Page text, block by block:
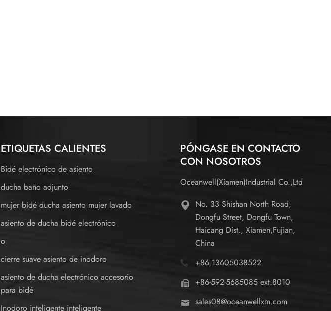
ETIQUETAS CALIENTES
Bidé electrónico de asiento
ducha baño adjunto
mujer bidé ducha asiento mujer lavado
asiento de ducha bidé electrónico
o
cierre suave asiento de inodoro
asiento de ducha electrónico accesorio
para bidé
Inodoro inteligente inteligente
PÓNGASE EN CONTACTO
CON NOSOTROS
Oceanwell(Xiamen)Industrial Co.,Ltd
No. 33 Shishan North Road,
Dongfu Street, Dongfu Town,
Haicang Dist., Xiamen,Fujian,
China
+86 13605038522
+86-592-5685085 ext.8010
sales08@oceanwellxm.com